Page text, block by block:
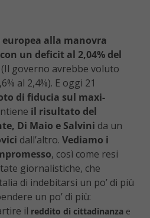
europea alla manovra
un deficit al 2,04% del
(Il governo avrebbe voluto
al 2,4%). E oggi 21
di fiducia sul maxi-
il risultato del
Di Maio e Salvini da un
dall’altro. Vediamo i
, così come resi
giornalistiche, che
di indebitarsi un po’ di più
un po’ di più:
il reddito di cittadinanza e